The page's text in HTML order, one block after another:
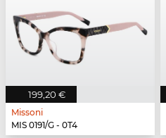
199,20 €
Missoni
MIS 0191/G - 0T4